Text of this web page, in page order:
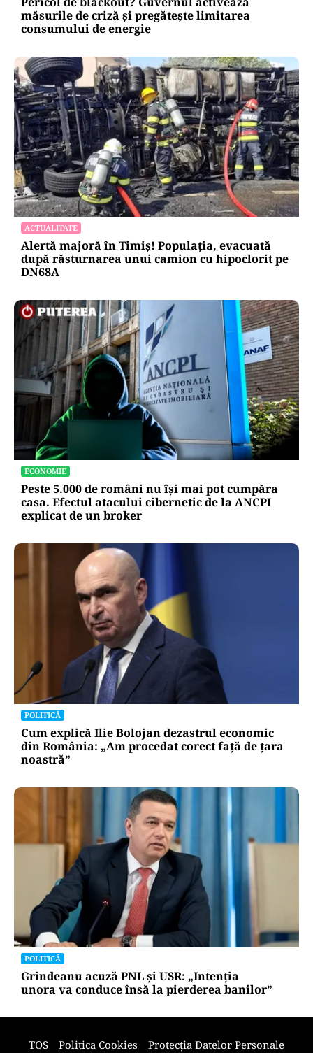
POLITICĂ
Pericol de blackout? Guvernul activează
măsurile de criză și pregătește limitarea
consumului de energie
ACTUALITATE
Alertă majoră în Timiș! Populația, evacuată
după răsturnarea unui camion cu hipoclorit pe
DN68A
ECONOMIE
Peste 5.000 de români nu își mai pot cumpăra
casa. Efectul atacului cibernetic de la ANCPI
explicat de un broker
POLITICĂ
Cum explică Ilie Bolojan dezastrul economic
din România: „Am procedat corect față de țara
noastră”